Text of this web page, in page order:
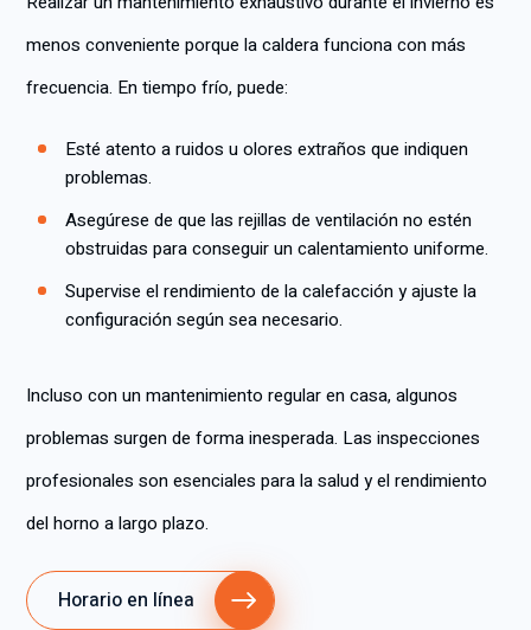
menos conveniente porque la caldera funciona con más
frecuencia. En tiempo frío, puede:
Esté atento a ruidos u olores extraños que indiquen
problemas.
Asegúrese de que las rejillas de ventilación no estén
obstruidas para conseguir un calentamiento uniforme.
Supervise el rendimiento de la calefacción y ajuste la
configuración según sea necesario.
Incluso con un mantenimiento regular en casa, algunos
problemas surgen de forma inesperada. Las inspecciones
profesionales son esenciales para la salud y el rendimiento
del horno a largo plazo.
Horario en línea